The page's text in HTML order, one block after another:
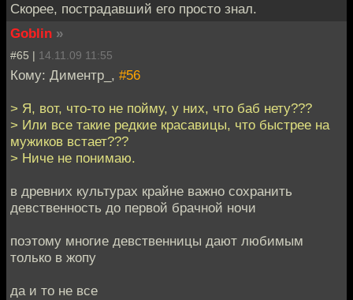
Скорее, пострадавший его просто знал.
Goblin »
#65 | 14.11.09 11:55
Кому: Диментр_, #56
> Я, вот, что-то не пойму, у них, что баб нету???
> Или все такие редкие красавицы, что быстрее на
мужиков встает???
> Ниче не понимаю.
в древних культурах крайне важно сохранить
девственность до первой брачной ночи
поэтому многие девственницы дают любимым
только в жопу
да и то не все